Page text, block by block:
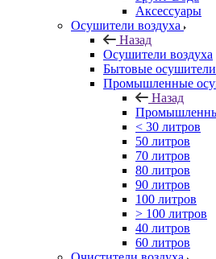
Аксессуары
Осушители воздуха
Назад
Осушители воздуха
Бытовые осушители
Промышленные
Назад
< 30 литров
50 литров
70 литров
80 литров
90 литров
100 литров
> 100 литров
40 литров
60 литров